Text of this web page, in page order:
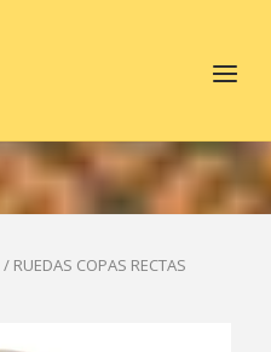
Menú
/ RUEDAS COPAS RECTAS